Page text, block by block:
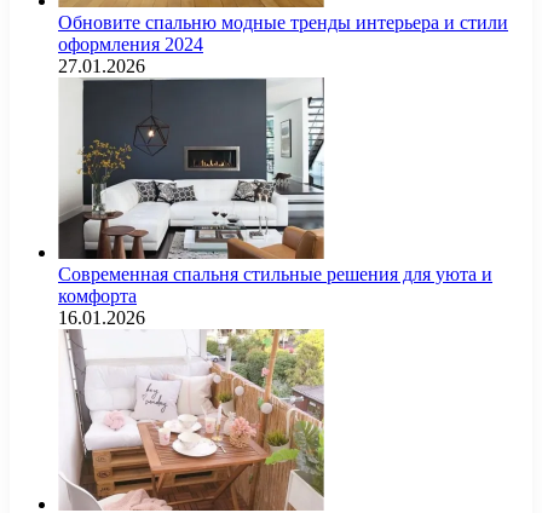
Обновите спальню модные тренды интерьера и стили
оформления 2024
27.01.2026
Современная спальня стильные решения для уюта и
комфорта
16.01.2026